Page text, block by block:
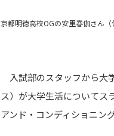
京都明徳高校OGの安里春伽さん
入試部のスタッフから大
ス）が大学生活についてス
アンド・コンディショニン